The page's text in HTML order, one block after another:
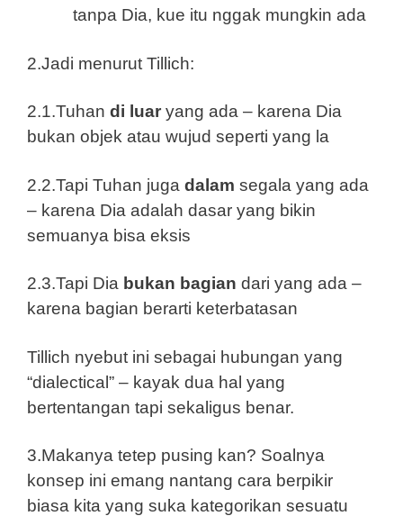
tanpa Dia, kue itu nggak mungkin ada
2.Jadi menurut Tillich:
2.1.Tuhan di luar yang ada – karena Dia
bukan objek atau wujud seperti yang la
2.2.Tapi Tuhan juga dalam segala yang ada
– karena Dia adalah dasar yang bikin
semuanya bisa eksis
2.3.Tapi Dia bukan bagian dari yang ada –
karena bagian berarti keterbatasan
Tillich nyebut ini sebagai hubungan yang
“dialectical” – kayak dua hal yang
bertentangan tapi sekaligus benar.
3.Makanya tetep pusing kan? Soalnya
konsep ini emang nantang cara berpikir
biasa kita yang suka kategorikan sesuatu